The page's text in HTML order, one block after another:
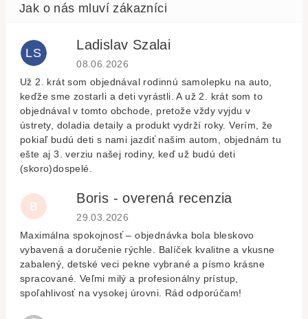
LS
Ladislav Szalai
Hodnocení obchodu je 5 z 5 hvězdiček.
08.06.2026
Už 2. krát som objednával rodinnú samolepku na auto,
keďže sme zostarli a deti vyrástli. A už 2. krát som to
objednával v tomto obchode, pretože vždy vyjdu v
ústrety, doladia detaily a produkt vydrží roky. Verím, že
pokiaľ budú deti s nami jazdiť našim autom, objednám tu
ešte aj 3. verziu našej rodiny, keď už budú deti
(skoro)dospelé.
B
Boris - overená recenzia
Hodnocení obchodu je 5 z 5 hvězdiček.
29.03.2026
Maximálna spokojnosť – objednávka bola bleskovo
vybavená a doručenie rýchle. Balíček kvalitne a vkusne
zabalený, detské veci pekne vybrané a písmo krásne
spracované. Veľmi milý a profesionálny prístup,
spoľahlivosť na vysokej úrovni. Rád odporúčam!